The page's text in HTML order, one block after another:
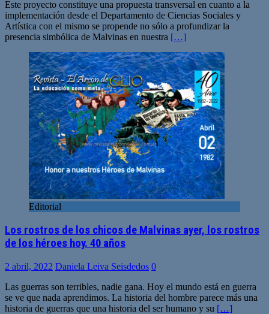
Este proyecto constituye una propuesta transversal en cuanto a la
implementación desde el Departamento de Ciencias Sociales y
Artística con el mismo se propende no sólo a profundizar la
presencia simbólica de Malvinas en nuestra […]
Editorial
Los rostros de los chicos de Malvinas ayer, los rostros
de los héroes hoy. 40 años
2 abril, 2022 Daniela Leiva Seisdedos 0
Las guerras son terribles, nadie gana. Hoy el mundo está en guerra
se ve que nada aprendimos. La historia del hombre parece más una
historia de guerras que una historia del ser humano y su […]